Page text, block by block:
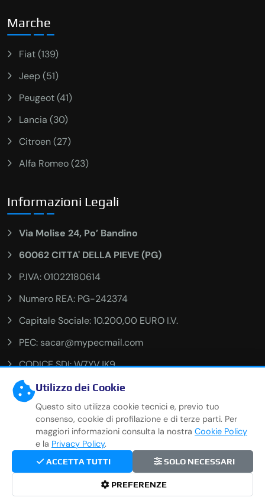
Marche
Fiat (139)
Jeep (51)
Peugeot (41)
Lancia (30)
Citroen (27)
Alfa Romeo (23)
Informazioni Legali
Via Molise 24, Po’ Bandino
60062 CITTA' DELLA PIEVE (PG)
P.IVA: 01022180614
Numero REA: PG-242374
Capitale Sociale: 10.200,00 EURO I.V.
PEC: sacar@mypecmail.com
CODICE SDI: W7YVJK9
Soggetto alla vigilanza dell'IVASS e iscritto al Registro
Unico degli Intermediari Assicurativi al numero
E000302143, https://servizi.ivass.it/RuirPubblica/ . Per
reclami in ambito assicurativo:
reclami@automobilisacar.com
Utilizzo dei Cookie
Questo sito utilizza cookie tecnici e, previo tuo
consenso, cookie di profilazione e di terze parti. Per
maggiori informazioni consulta la nostra Cookie Policy
e la Privacy Policy.
ACCETTA TUTTI SOLO NECESSARI
PREFERENZE